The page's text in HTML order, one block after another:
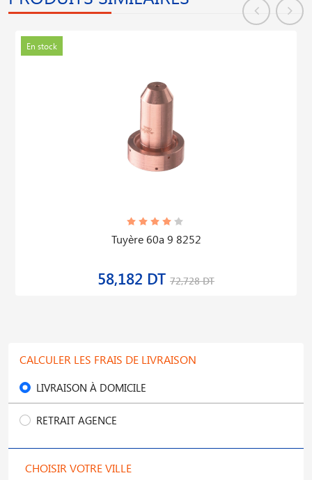
En stock
Tuyère 60a 9 8252
58,182 DT 72,728 DT
CALCULER LES FRAIS DE LIVRAISON
LIVRAISON À DOMICILE
RETRAIT AGENCE
CHOISIR VOTRE VILLE